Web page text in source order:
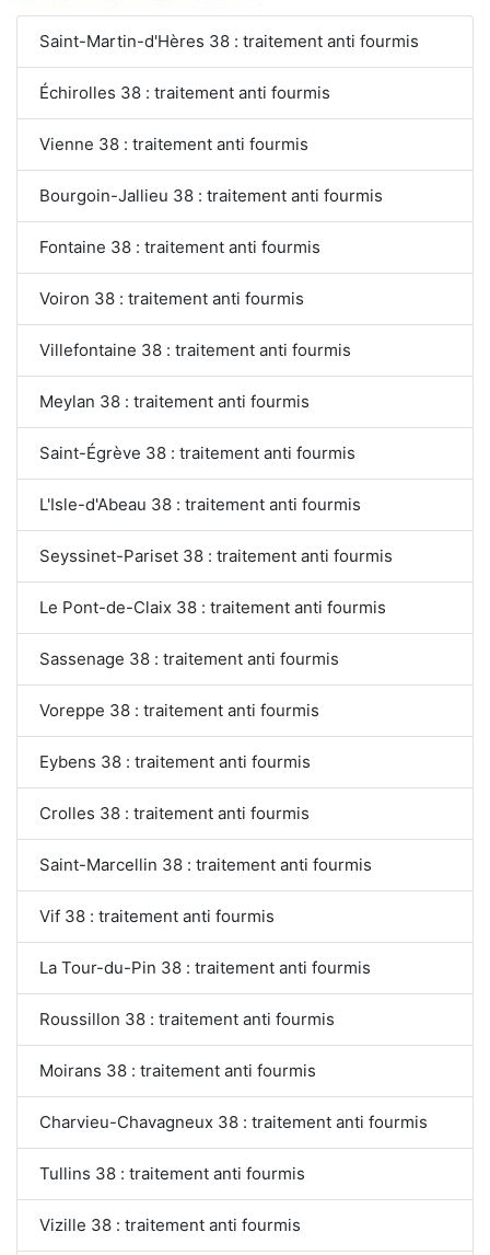
Saint-Martin-d'Hères 38 : traitement anti fourmis
Échirolles 38 : traitement anti fourmis
Vienne 38 : traitement anti fourmis
Bourgoin-Jallieu 38 : traitement anti fourmis
Fontaine 38 : traitement anti fourmis
Voiron 38 : traitement anti fourmis
Villefontaine 38 : traitement anti fourmis
Meylan 38 : traitement anti fourmis
Saint-Égrève 38 : traitement anti fourmis
L'Isle-d'Abeau 38 : traitement anti fourmis
Seyssinet-Pariset 38 : traitement anti fourmis
Le Pont-de-Claix 38 : traitement anti fourmis
Sassenage 38 : traitement anti fourmis
Voreppe 38 : traitement anti fourmis
Eybens 38 : traitement anti fourmis
Crolles 38 : traitement anti fourmis
Saint-Marcellin 38 : traitement anti fourmis
Vif 38 : traitement anti fourmis
La Tour-du-Pin 38 : traitement anti fourmis
Roussillon 38 : traitement anti fourmis
Moirans 38 : traitement anti fourmis
Charvieu-Chavagneux 38 : traitement anti fourmis
Tullins 38 : traitement anti fourmis
Vizille 38 : traitement anti fourmis